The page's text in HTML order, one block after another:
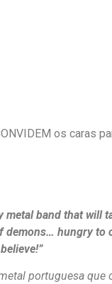
os caras
metal band that
demons… hungry
metal portuguesa